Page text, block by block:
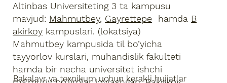
Altinbas Universiteting 3 ta kampusu
mavjud: Mahmutbey, Gayrettepe hamda B
akirkoy kampuslari. (lokatsiya)
Mahmutbey kampusida til bo’yicha
tayyorlov kurslari, muhandislik fakulteti
hamda bir necha universitet ishchi
Bakalavr va texnikum uchun kerakli hujjatlar